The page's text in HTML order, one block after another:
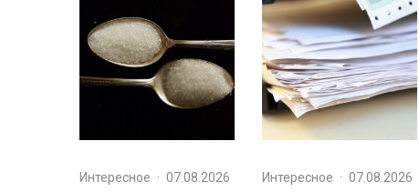
Интересное · 07.08.2026 Интересное · 07.08.2026